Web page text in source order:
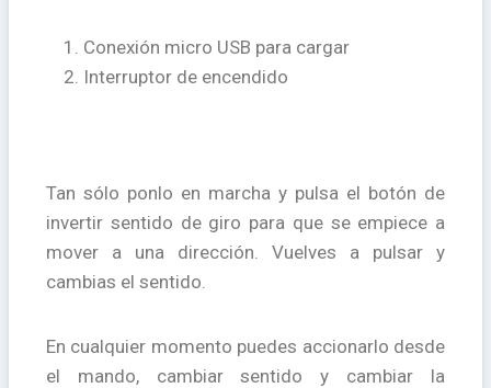
Conexión micro USB para cargar
Interruptor de encendido
Tan sólo ponlo en marcha y pulsa el botón de
invertir sentido de giro para que se empiece a
mover a una dirección. Vuelves a pulsar y
cambias el sentido.
En cualquier momento puedes accionarlo desde
el mando, cambiar sentido y cambiar la